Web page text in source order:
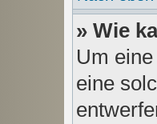
» Wie
Um
eine